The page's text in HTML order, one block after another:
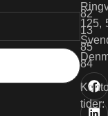
125,
82
13
85
84
tider: